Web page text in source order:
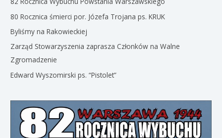
80 Rocznica śmierci por. Józefa Trojana ps. KRUK
Byliśmy na Rakowieckiej
Zarząd Stowarzyszenia zaprasza Członków na Walne
Zgromadzenie
Edward Wyszomirski ps. “Pistolet”